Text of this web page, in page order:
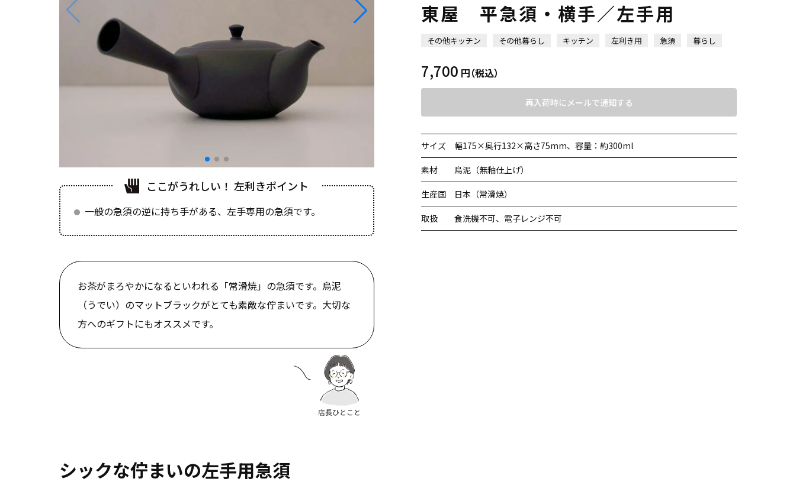
ここがうれしい！ 左利きポイント
一般の急須の逆に持ち手がある、左手専用の急須です。
お茶がまろやかになるといわれる「常滑焼」の急須です。烏泥
（うでい）のマットブラックがとても素敵な佇まいです。大切な
方へのギフトにもオススメです。
シックな佇まいの左手用急須
東屋 平急須・横手／左手用
その他キッチン その他暮らし キッチン 左利き用 急須 暮らし
7,700 円（税込）
再入荷時にメールで通知する
サイズ 幅175×奥行132×高さ75mm、容量：約300ml
素材 烏泥（無釉仕上げ）
生産国 日本（常滑焼）
取扱 食洗機不可、電子レンジ不可